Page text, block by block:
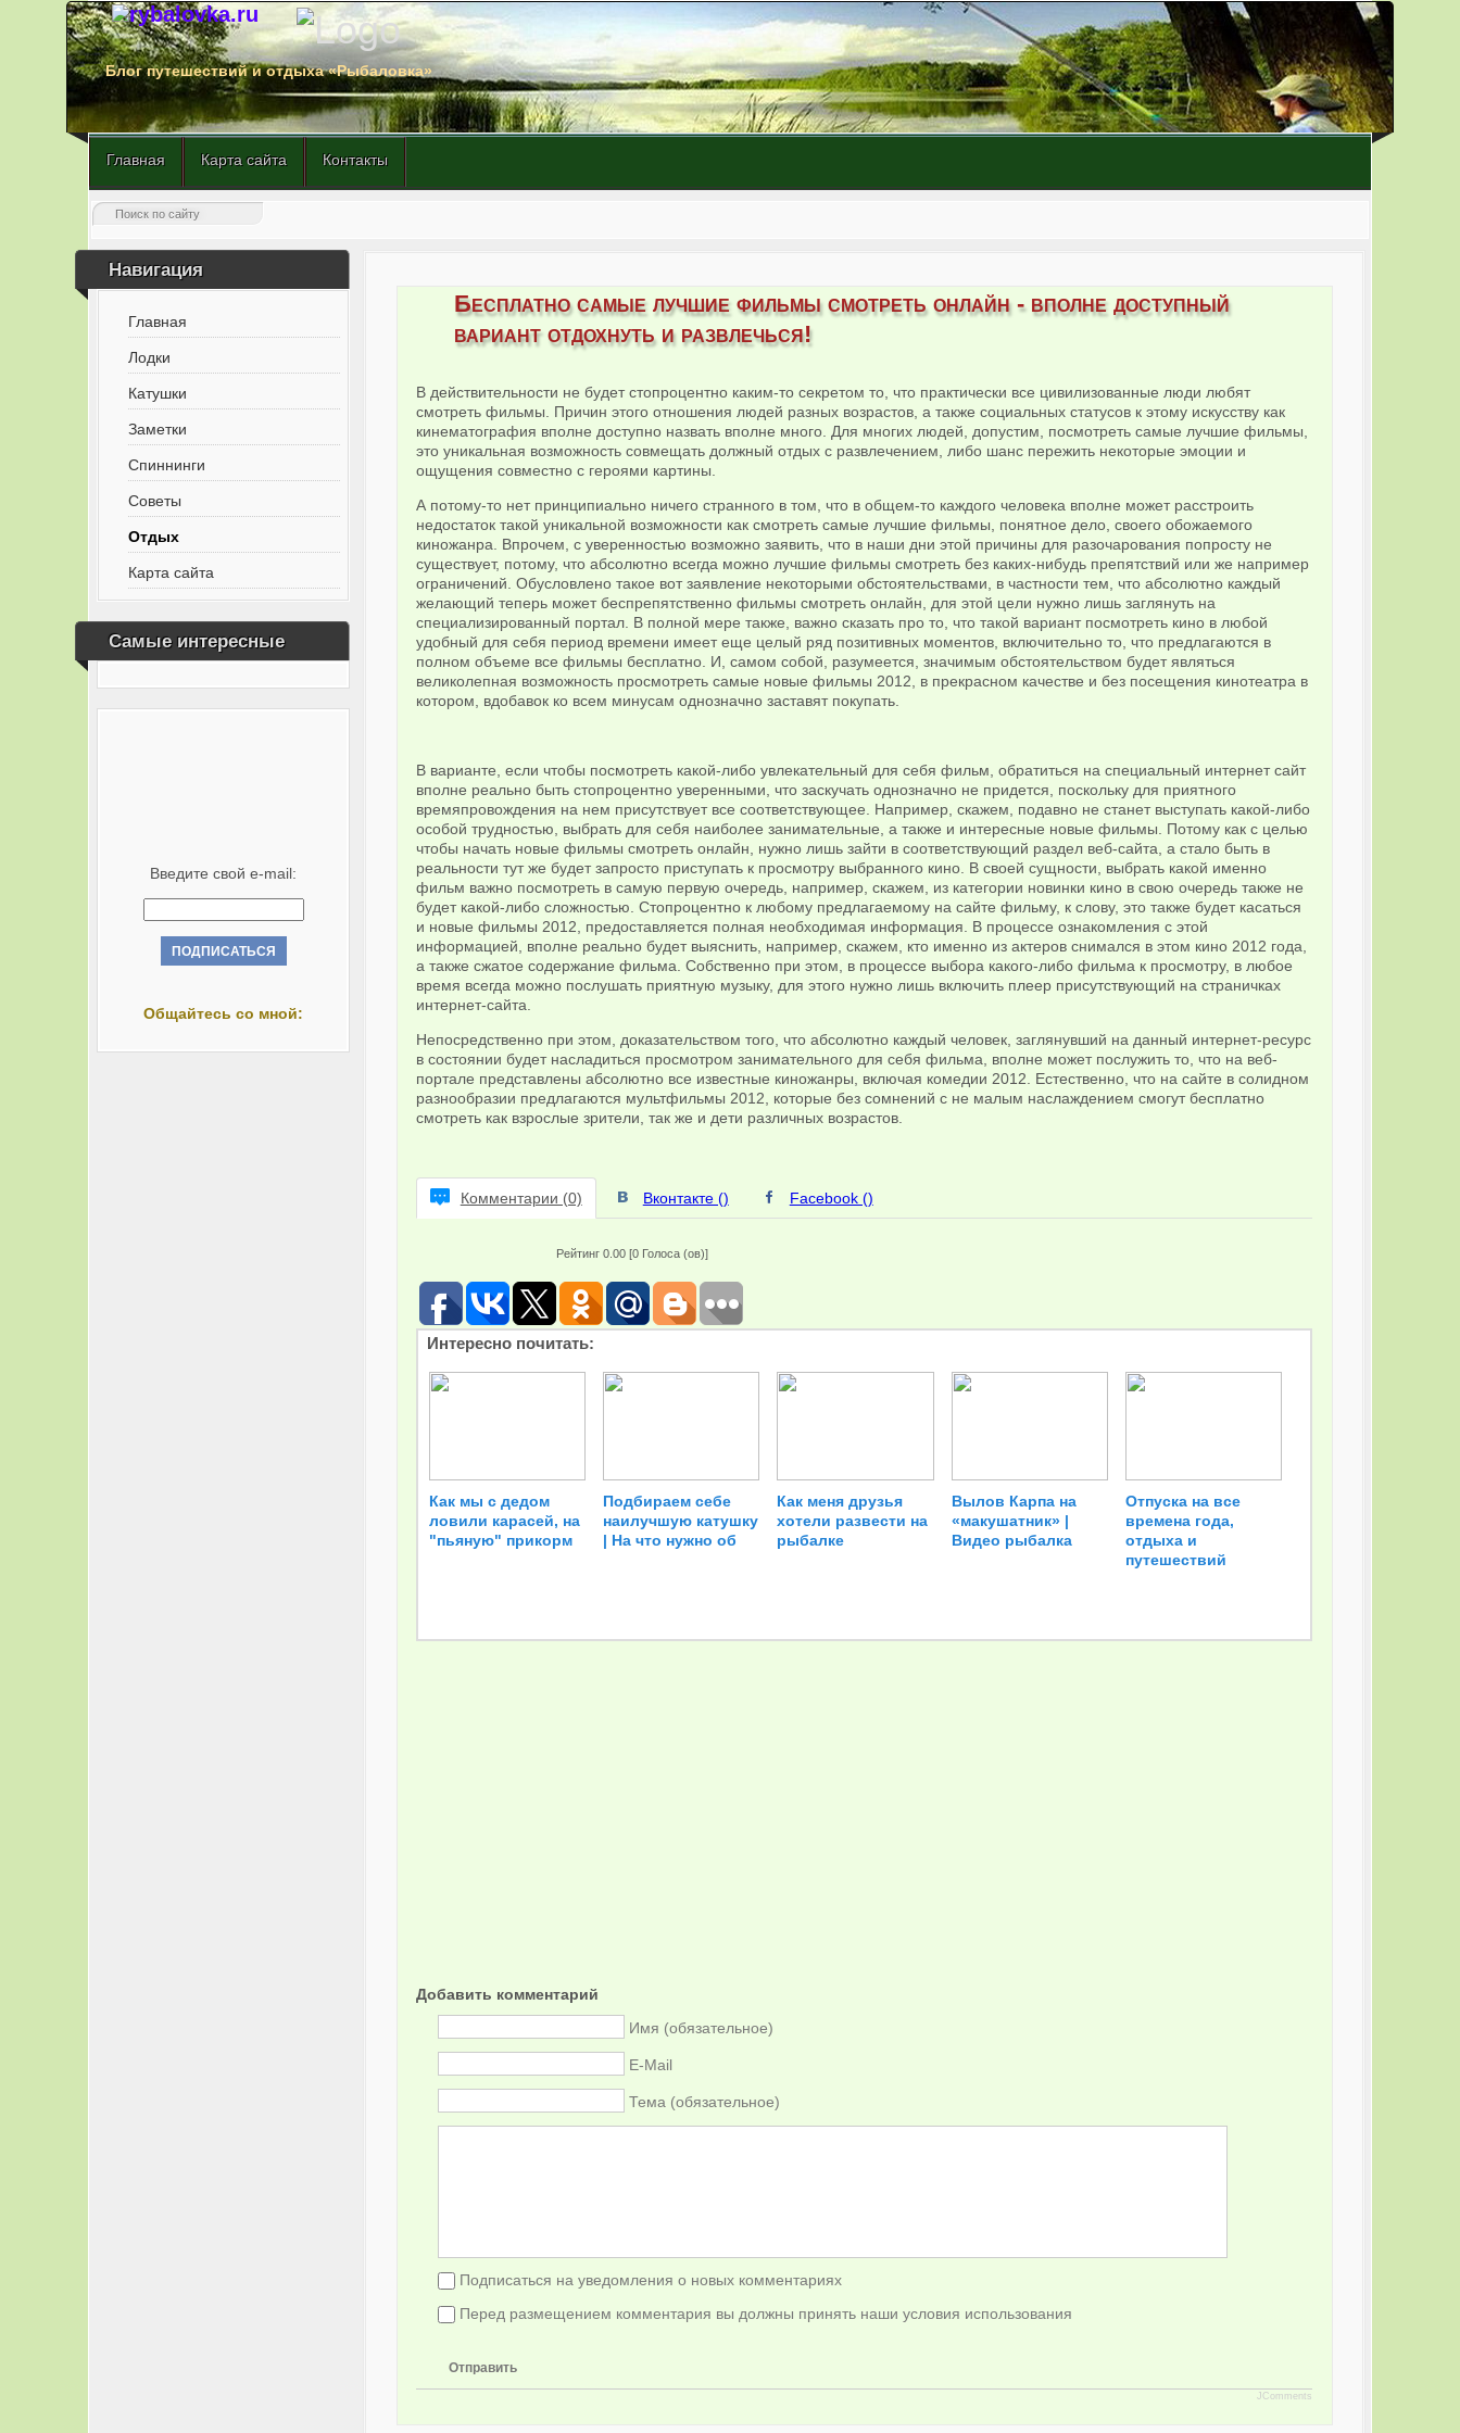
Блог путешествий и отдыха «Рыбаловка»
Главная Карта сайта Контакты
Навигация
Главная
Лодки
Катушки
Заметки
Спиннинги
Советы
Отдых
Карта сайта
Самые интересные
Введите свой e-mail:
Общайтесь со мной:
Бесплатно самые лучшие фильмы смотреть онлайн - вполне доступный
вариант отдохнуть и развлечься!
В действительности не будет стопроцентно каким-то секретом то, что практически все цивилизованные люди любят
смотреть фильмы. Причин этого отношения людей разных возрастов, а также социальных статусов к этому искусству как
кинематография вполне доступно назвать вполне много. Для многих людей, допустим, посмотреть самые лучшие фильмы,
это уникальная возможность совмещать должный отдых с развлечением, либо шанс пережить некоторые эмоции и
ощущения совместно с героями картины.
А потому-то нет принципиально ничего странного в том, что в общем-то каждого человека вполне может расстроить
недостаток такой уникальной возможности как смотреть самые лучшие фильмы, понятное дело, своего обожаемого
киножанра. Впрочем, с уверенностью возможно заявить, что в наши дни этой причины для разочарования попросту не
существует, потому, что абсолютно всегда можно лучшие фильмы смотреть без каких-нибудь препятствий или же например
ограничений. Обусловлено такое вот заявление некоторыми обстоятельствами, в частности тем, что абсолютно каждый
желающий теперь может беспрепятственно фильмы смотреть онлайн, для этой цели нужно лишь заглянуть на
специализированный портал. В полной мере также, важно сказать про то, что такой вариант посмотреть кино в любой
удобный для себя период времени имеет еще целый ряд позитивных моментов, включительно то, что предлагаются в
полном объеме все фильмы бесплатно. И, самом собой, разумеется, значимым обстоятельством будет являться
великолепная возможность просмотреть самые новые фильмы 2012, в прекрасном качестве и без посещения кинотеатра в
котором, вдобавок ко всем минусам однозначно заставят покупать.
В варианте, если чтобы посмотреть какой-либо увлекательный для себя фильм, обратиться на специальный интернет сайт
вполне реально быть стопроцентно уверенными, что заскучать однозначно не придется, поскольку для приятного
времяпровождения на нем присутствует все соответствующее. Например, скажем, подавно не станет выступать какой-либо
особой трудностью, выбрать для себя наиболее занимательные, а также и интересные новые фильмы. Потому как с целью
чтобы начать новые фильмы смотреть онлайн, нужно лишь зайти в соответствующий раздел веб-сайта, а стало быть в
реальности тут же будет запросто приступать к просмотру выбранного кино. В своей сущности, выбрать какой именно
фильм важно посмотреть в самую первую очередь, например, скажем, из категории новинки кино в свою очередь также не
будет какой-либо сложностью. Стопроцентно к любому предлагаемому на сайте фильму, к слову, это также будет касаться
и новые фильмы 2012, предоставляется полная необходимая информация. В процессе ознакомления с этой
информацией, вполне реально будет выяснить, например, скажем, кто именно из актеров снимался в этом кино 2012 года,
а также сжатое содержание фильма. Собственно при этом, в процессе выбора какого-либо фильма к просмотру, в любое
время всегда можно послушать приятную музыку, для этого нужно лишь включить плеер присутствующий на страничках
интернет-сайта.
Непосредственно при этом, доказательством того, что абсолютно каждый человек, заглянувший на данный интернет-ресурс
в состоянии будет насладиться просмотром занимательного для себя фильма, вполне может послужить то, что на веб-
портале представлены абсолютно все известные киножанры, включая комедии 2012. Естественно, что на сайте в солидном
разнообразии предлагаются мультфильмы 2012, которые без сомнений с не малым наслаждением смогут бесплатно
смотреть как взрослые зрители, так же и дети различных возрастов.
Комментарии (0) Вконтакте () Facebook ()
Рейтинг 0.00 [0 Голоса (ов)]
Интересно почитать:
Как мы с дедом
ловили карасей, на
"пьяную" прикорм
Подбираем себе
наилучшую катушку
| На что нужно об
Как меня друзья
хотели развести на
рыбалке
Вылов Карпа на
«макушатник» |
Видео рыбалка
Отпуска на все
времена года,
отдыха и
путешествий
Добавить комментарий
Имя (обязательное)
E-Mail
Тема (обязательное)
Подписаться на уведомления о новых комментариях
Перед размещением комментария вы должны принять наши условия использования
Отправить
JComments